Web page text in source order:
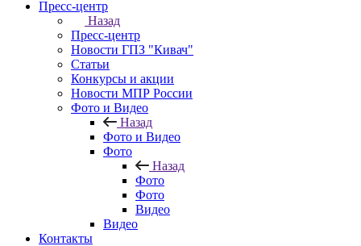
Пресс-центр
Назад
Пресс-центр
Новости ГПЗ "Кивач"
Статьи
Конкурсы и акции
Новости МПР России
Фото и Видео
Назад
Фото и Видео
Фото
Назад
Фото
Фото
Видео
Видео
Контакты